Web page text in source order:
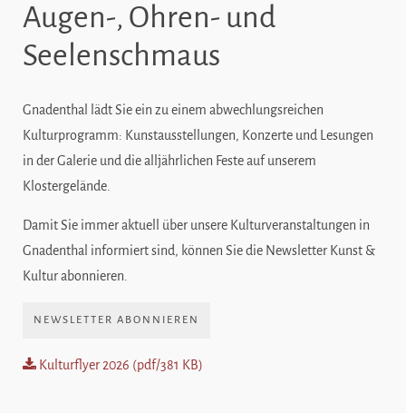
Augen-, Ohren- und
Seelenschmaus
Gnadenthal lädt Sie ein zu einem abwechlungsreichen
Kulturprogramm: Kunstausstellungen, Konzerte und Lesungen
in der Galerie und die alljährlichen Feste auf unserem
Klostergelände.
Damit Sie immer aktuell über unsere Kulturveranstaltungen in
Gnadenthal informiert sind, können Sie die Newsletter Kunst &
Kultur abonnieren.
NEWSLETTER ABONNIEREN
Kulturflyer 2026 (pdf/381 KB)